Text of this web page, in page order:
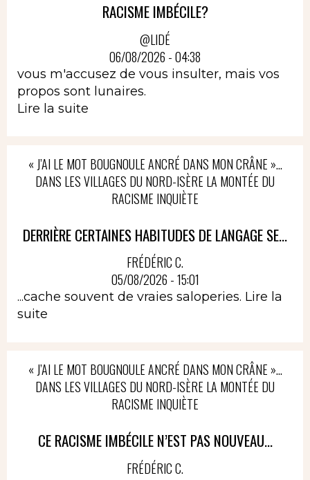
RACISME IMBÉCILE?
@LIDÉ
06/08/2026 - 04:38
vous m'accusez de vous insulter, mais vos
propos sont lunaires.
Lire la suite
« J’AI LE MOT BOUGNOULE ANCRÉ DANS MON CRÂNE »…
DANS LES VILLAGES DU NORD-ISÈRE LA MONTÉE DU
RACISME INQUIÈTE
DERRIÈRE CERTAINES HABITUDES DE LANGAGE SE...
FRÉDÉRIC C.
05/08/2026 - 15:01
...cache souvent de vraies saloperies. Lire la
suite
« J’AI LE MOT BOUGNOULE ANCRÉ DANS MON CRÂNE »…
DANS LES VILLAGES DU NORD-ISÈRE LA MONTÉE DU
RACISME INQUIÈTE
CE RACISME IMBÉCILE N’EST PAS NOUVEAU...
FRÉDÉRIC C.